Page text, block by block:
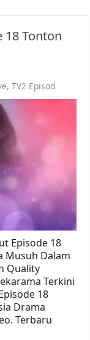
18 Tonton
,TV2 Episod
Episode 18
Musuh Dalam
Quality
Terkini
18
Drama
Terbaru